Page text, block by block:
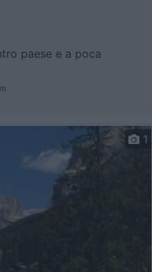
paese e a poca
1